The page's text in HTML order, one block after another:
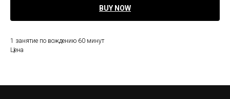
BUY NOW
1 занятие по вождению 60 минут
Цена